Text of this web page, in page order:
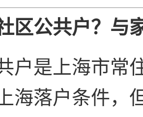
区公共户？与
户是上海市常
海落户条件，